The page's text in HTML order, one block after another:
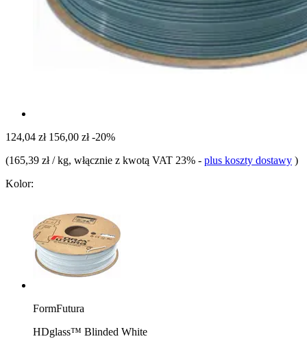
124,04 zł 156,00 zł -20%
(165,39 zł / kg, włącznie z kwotą VAT 23% - plus koszty dostawy )
Kolor:
FormFutura
HDglass™ Blinded White